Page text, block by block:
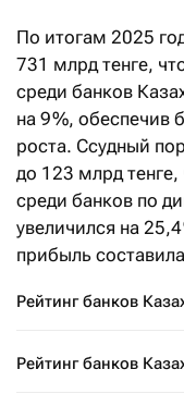
По итогам 2025
731 млрд тенге,
среди банков
на 9 %, обеспечив
роста. Ссудный
до 123 млрд
среди банков по
увеличился на
прибыль
Рейтинг банков
Рейтинг банков